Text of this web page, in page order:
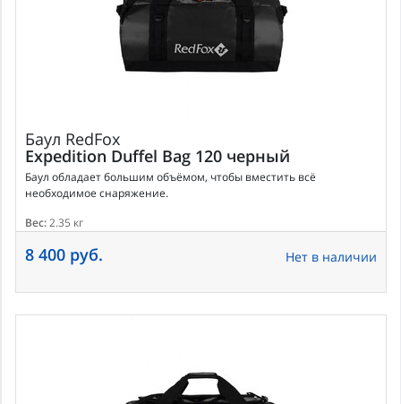
Баул RedFox
Expedition Duffel Bag 120 черный
Баул обладает большим объёмом, чтобы вместить всё
необходимое снаряжение.
Вес:2.35 кг
8 400 руб. Нет в наличии